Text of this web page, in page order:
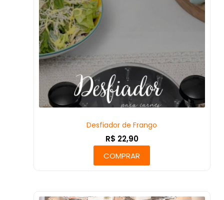
Desfiador de Frango
R$ 22,90
COMPRAR